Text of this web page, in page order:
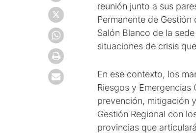
reunión junto a sus
Permanente de
Salón Blanco de la
situaciones de crisis
En ese contexto, los
Riesgos y
prevención, mitigación
Gestión Regional con
provincias que